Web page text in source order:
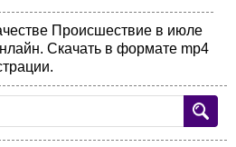
Происшествие в июле
Скачать в формате mp4